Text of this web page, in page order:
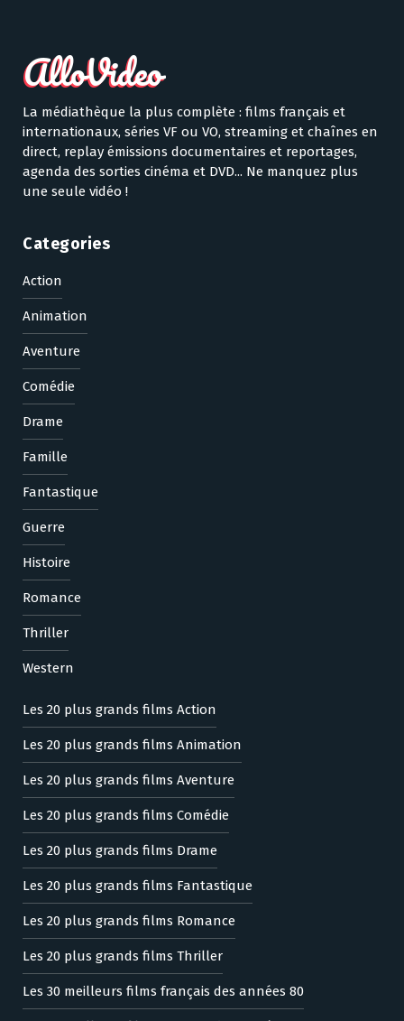
La médiathèque la plus complète : films français et
internationaux, séries VF ou VO, streaming et chaînes en
direct, replay émissions documentaires et reportages,
agenda des sorties cinéma et DVD... Ne manquez plus
une seule vidéo !
Categories
Action
Animation
Aventure
Comédie
Drame
Famille
Fantastique
Guerre
Histoire
Romance
Thriller
Western
Les 20 plus grands films Action
Les 20 plus grands films Animation
Les 20 plus grands films Aventure
Les 20 plus grands films Comédie
Les 20 plus grands films Drame
Les 20 plus grands films Fantastique
Les 20 plus grands films Romance
Les 20 plus grands films Thriller
Les 30 meilleurs films français des années 80